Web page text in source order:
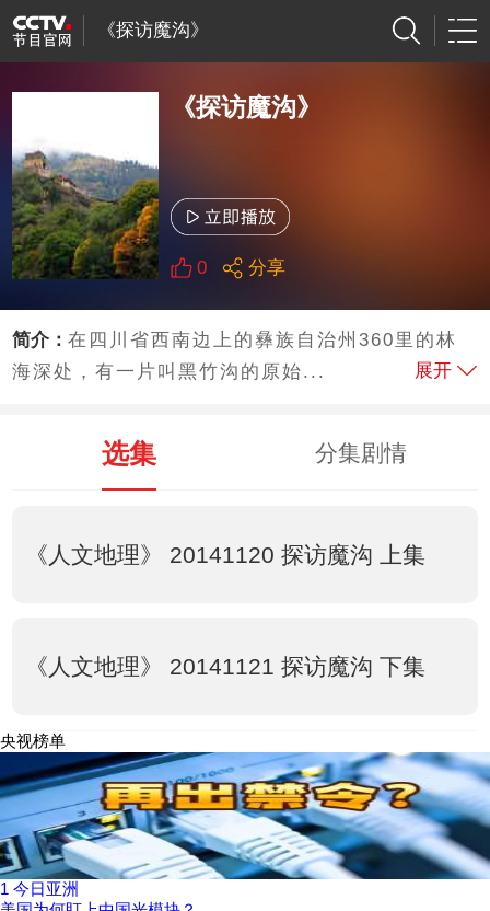
《探访魔沟》
《探访魔沟》
0 分享
简介：在四川省西南边上的彝族自治州360里的林
海深处，有一片叫黑竹沟的原始...
展开
选集 分集剧情
《人文地理》 20141120 探访魔沟 上集
《人文地理》 20141121 探访魔沟 下集
央视榜单
1 今日亚洲